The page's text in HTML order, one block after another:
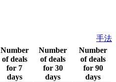
手法
Number
of deals
for 7
days
Number
of deals
for 30
days
Number
of deals
for 90
days